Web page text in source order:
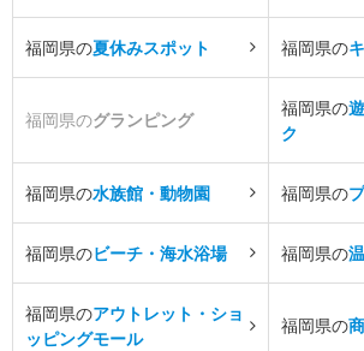
福岡県の夏休みスポット 福岡県の
福岡県のグランピング
福岡県の
ク
福岡県の水族館・動物園 福岡県の
福岡県のビーチ・海水浴場 福岡県の
福岡県のアウトレット・ショ
ッピングモール
福岡県の